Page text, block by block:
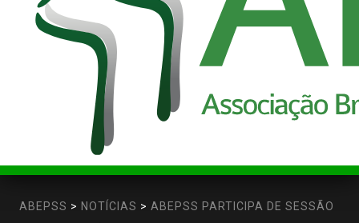
ABEPSS > NOTÍCIAS > ABEPSS PARTICIPA DE SESSÃO